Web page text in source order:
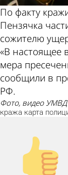
По факту
Пензячка
сожителю
«В настоящее
мера
сообщили в
РФ.
фото, видео УМВД
кража карта
Палец
вверх!